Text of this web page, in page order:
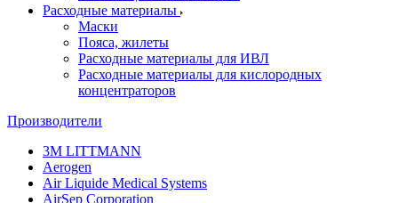
Расходные материалы
Маски
Пояса, жилеты
Расходные материалы для ИВЛ
Расходные материалы для кислородных
концентраторов
Производители
3M LITTMANN
Aerogen
Air Liquide Medical Systems
AirSep Corporation